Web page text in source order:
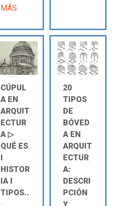
MÁS
CÚPUL
A EN
ARQUIT
ECTUR
A ▷
QUÉ ES
Ι
HISTOR
IA Ι
TIPOS..
.
20
TIPOS
DE
BÓVED
A EN
ARQUIT
ECTUR
A:
DESCRI
PCIÓN
Y